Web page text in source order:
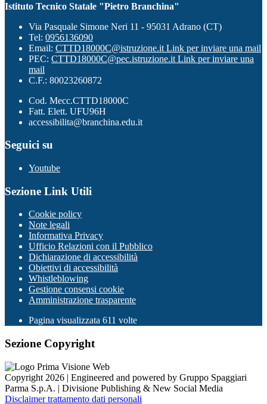
Istituto Tecnico Statale "Pietro Branchina"
Via Pasquale Simone Neri 11 - 95031 Adrano (CT)
Tel: 0956136090
Email: CTTD18000C@istruzione.it Link per inviare una mail
PEC: CTTD18000C@pec.istruzione.it Link per inviare una
mail
C.F.: 80023260872
Cod. Mecc.CTTD18000C
Fatt. Elett. UFU96H
accessibilita@branchina.edu.it
Seguici su
Youtube
Sezione Link Utili
Cookie policy
Note legali
Informativa Privacy
Ufficio Relazioni con il Pubblico
Dichiarazione di accessibilità
Obiettivi di accessibilità
Whistleblowing
Gestione consensi cookie
Amministrazione trasparente
Pagina visualizzata 611 volte
Sezione Copyright
Copyright 2026 | Engineered and powered by Gruppo Spaggiari
Parma S.p.A. | Divisione Publishing & New Social Media
Disclaimer trattamento dati personali